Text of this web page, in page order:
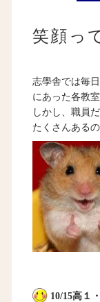
笑顔っ
志學舎では毎
にあった各教
しかし、職員
たくさんある
10/15高１